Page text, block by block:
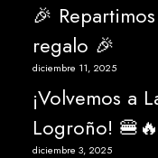
🎉
regalo 🎉
diciembre 11, 2025
¡Volvemos a
Logroño! 🍔🔥
diciembre 3, 2025